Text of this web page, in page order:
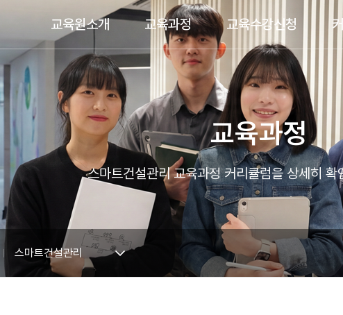
교육원소개 교육과정 교육수강신청
교육과정
스마트건설관리 교육과정 커리큘럼을 상세히 확
스마트건설관리